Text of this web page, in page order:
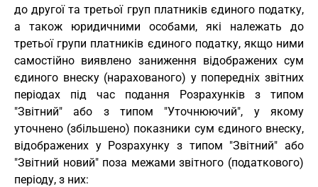
до другої та третьої груп платників єдиного податку,
а також юридичними особами, які належать до
третьої групи платників єдиного податку, якщо ними
самостійно виявлено заниження відображених сум
єдиного внеску (нарахованого) у попередніх звітних
періодах під час подання Розрахунків з типом
"Звітний" або з типом "Уточнюючий", у якому
уточнено (збільшено) показники сум єдиного внеску,
відображених у Розрахунку з типом "Звітний" або
"Звітний новий" поза межами звітного (податкового)
періоду, з них: